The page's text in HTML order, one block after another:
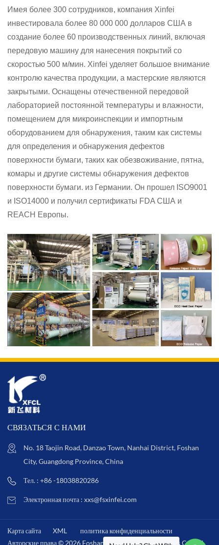
Имея более 300 сотрудников, компания Xinfei
инвестировала более 80 000 000 долларов США в
создание более 60 производственных линий, включая
передовую машину для нанесения покрытий со
скоростью 500 м/мин. Xinfei уделяет большое внимание
контролю качества продукции, а мастерские являются
закрытыми. Оснащены отечественной передовой
лабораторией постоянной температуры и влажности,
помещением для микроинспекции и импортным
оборудованием для обнаружения, таким как системы
для определения и обнаружения дефектов
поверхности бумаги, таких как обезвоживание, пятна,
комары и другие системы обнаружения дефектов
поверхности бумаги. из Германии. Он прошел ISO9001
и ISO14000 и получил сертификаты FDA США и
REACH Европы.
СВЯЗАТЬСЯ С НАМИ
No. 18 Taojin Road, Danzao Town, Nanhai District, Foshan
City, Guangdong Province, China
Тел. : +86 -18038820286
Электронная почта : xxs@fsxinfei.com
Карта сайта XML
политика конфиденциальности
Авторские права © 2026 Foshan Xinfei Hygiene Materials Co.,Ltd